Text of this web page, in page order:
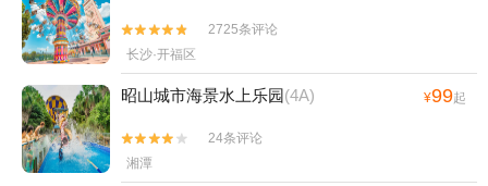


2725条评论
长沙·开福区
昭山城市海景水上乐园(4A) ¥99起


24条评论
湘潭